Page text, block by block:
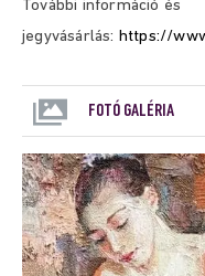
További információ és
jegyvásárlás: https://
FOTÓ GALÉRIA